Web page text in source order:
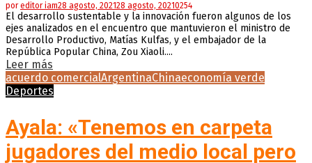
poreditor iam28 agosto, 202128 agosto, 20210254
El desarrollo sustentable y la innovación fueron algunos de los
ejes analizados en el encuentro que mantuvieron el ministro de
Desarrollo Productivo, Matías Kulfas, y el embajador de la
República Popular China, Zou Xiaoli....
Leer más
acuerdo comercialArgentinaChinaeconomía verde
Deportes
Ayala: «Tenemos en carpeta
jugadores del medio local pero